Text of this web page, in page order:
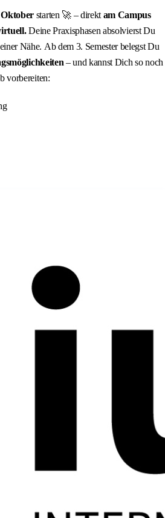
starten 🚀 – direkt am Campus
Deine Praxisphasen absolvierst Du
Nähe. Ab dem 3. Semester belegst Du
– und kannst Dich so noch
vorbereiten: